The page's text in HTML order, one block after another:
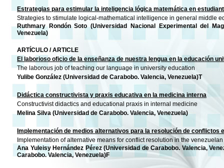
Estrategias para estimular la inteligencia lógica matemática en
Strategies to stimulate logical-mathematical intelligence in general middle
Ruthmary Rondón Soto (Universidad Nacional Experimental del
Venezuela)
ARTÍCULO / ARTICLE
El laborioso oficio de la enseñanza de nuestra lengua en la educación
The laborous job of teaching our language in university education
Yulibe González (Universidad de Carabobo. Valencia, Venezuela)T
Didáctica constructivista y praxis educativa en la medicina interna
Constructivist didactics and educational praxis in internal medicine
Melina Silva (Universidad de Carabobo. Valencia, Venezuela)
Implementación de medios alternativos para la resolución de conflictos
Implementation of alternative means for conflict resolution in the
Ana Yuleisy Hernández Pérez (Universidad de Carabobo. Valencia,
Carabobo. Valencia, Venezuela)F